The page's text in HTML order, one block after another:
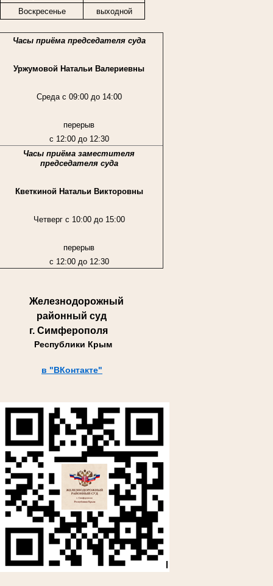
Воскресенье
выходной
Часы приёма председателя суда
Уржумовой Натальи Валериевны
Среда с 09:00 до 14:00
перерыв
с 12:00 до 12:30
Часы приёма заместителя
председателя суда
Кветкиной Натальи Викторовны
Четверг с 10:00 до 15:00
перерыв
с 12:00 до 12:30
Железнодорожный
районный суд
г. Симферополя
Республики Крым
в "ВКонтакте"